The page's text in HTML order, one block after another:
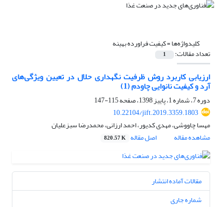
کلیدواژه‌ها =کیفیت فراورده بهینه
تعداد مقالات: 1
ارزیابی کاربرد روش ظرفیت نگهداری حلال در تعیین ویژگی‌های
آرد و کیفیت نانوایی چاودم (1)
دوره 7، شماره 1، پاییز 1398، صفحه
115-147
10.22104/jift.2019.3359.1803
مهسا چاووشی، مهدی کدیور، احمد ارزانی، محمدرضا سبزعلیان
مشاهده مقاله
اصل مقاله 820.57 K
مقالات آماده انتشار
شماره جاری